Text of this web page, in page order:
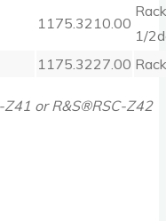
1175.3210.00
1/
1175.3227.00
Z41 or R&S®RSC-Z42